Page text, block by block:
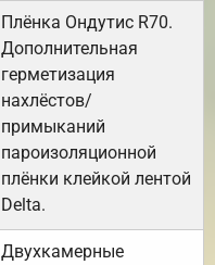
Плёнка Ондутис R70.
Дополнительная
герметизация
нахлёстов/
примыканий
пароизоляционной
плёнки клейкой лентой
Delta.
Двухкамерные